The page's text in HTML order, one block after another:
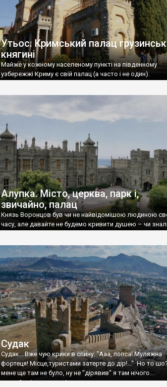
Утьос. Кримський палац
княгині
Майже у кожному населеному пункті на південному
узбережжі Криму є свій палац (а часто і не один).
Алупка. Місто, церква, парк і,
звичайно, палац
Князь Воронцов був чи не найвідомішою людиною
часу, але давайте не будемо кривити душею – чи
Судак
Судак... Вже чую крики в спину: "Ааа, попса! Муляжна
фортеця! Місце,туристами затерте до дір!..." Но то
мене ще там не було, ну не "дірявив" я там нічого...
принаймні до цього літа.